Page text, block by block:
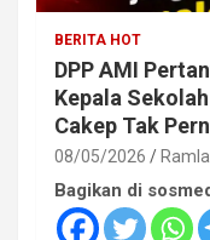
BERITA HOT
DPP AMI
Kepala
Cakep Tak
08/05/2026
Bagikan di